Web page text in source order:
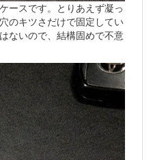
ースです。とりあえず凝っ
のキツさだけで固定してい
ないので、結構固めで不意